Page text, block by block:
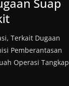
Terkait Dugaan
Pemberantasan
Operasi Tangkap